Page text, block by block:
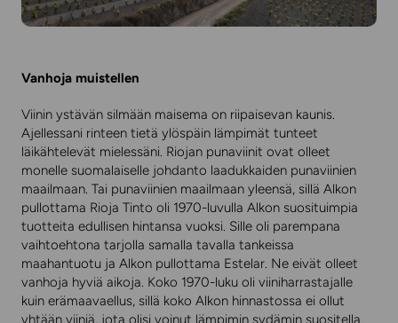
Vanhoja muistellen
Viinin ystävän silmään maisema on riipaisevan kaunis.
Ajellessani rinteen tietä ylöspäin lämpimät tunteet
läikähtelevät mielessäni. Riojan punaviinit ovat olleet
monelle suomalaiselle johdanto laadukkaiden punaviinien
maailmaan. Tai punaviinien maailmaan yleensä, sillä Alkon
pullottama Rioja Tinto oli 1970-luvulla Alkon suosituimpia
tuotteita edullisen hintansa vuoksi. Sille oli parempana
vaihtoehtona tarjolla samalla tavalla tankeissa
maahantuotu ja Alkon pullottama Estelar. Ne eivät olleet
vanhoja hyviä aikoja. Koko 1970-luku oli viiniharrastajalle
kuin erämaavaellus, sillä koko Alkon hinnastossa ei ollut
yhtään viiniä, jota olisi voinut lämpimin sydämin suositella.